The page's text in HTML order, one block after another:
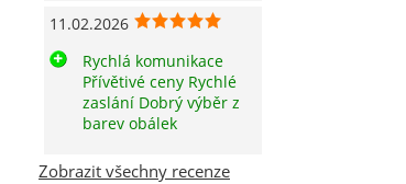
11.02.2026
Rychlá komunikace
Přívětivé ceny Rychlé
zaslání Dobrý výběr z
barev obálek
Zobrazit všechny recenze